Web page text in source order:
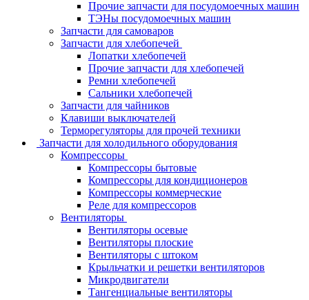
Прочие запчасти для посудомоечных машин
ТЭНы посудомоечных машин
Запчасти для самоваров
Запчасти для хлебопечей
Лопатки хлебопечей
Прочие запчасти для хлебопечей
Ремни хлебопечей
Сальники хлебопечей
Запчасти для чайников
Клавиши выключателей
Терморегуляторы для прочей техники
Запчасти для холодильного оборудования
Компрессоры
Компрессоры бытовые
Компрессоры для кондиционеров
Компрессоры коммерческие
Реле для компрессоров
Вентиляторы
Вентиляторы осевые
Вентиляторы плоские
Вентиляторы с штоком
Крыльчатки и решетки вентиляторов
Микродвигатели
Тангенциальные вентиляторы